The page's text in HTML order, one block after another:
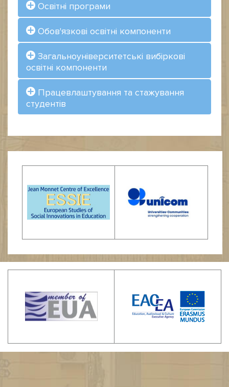
Освітні програми
Обов'язкові освітні компоненти
Загальноуніверситетські вибіркові
освітні компоненти
Працевлаштування та стажування
студентів